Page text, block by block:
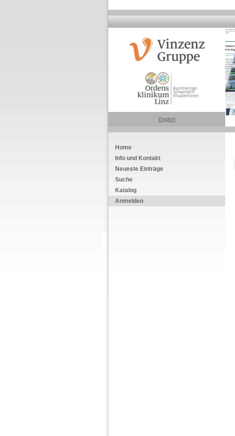
English
Home
Info und Kontakt
Neueste Einträge
Suche
Katalog
Anmelden